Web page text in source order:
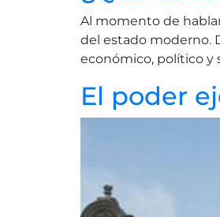
Al momento de
del estado moderno.
económico, político y
El poder